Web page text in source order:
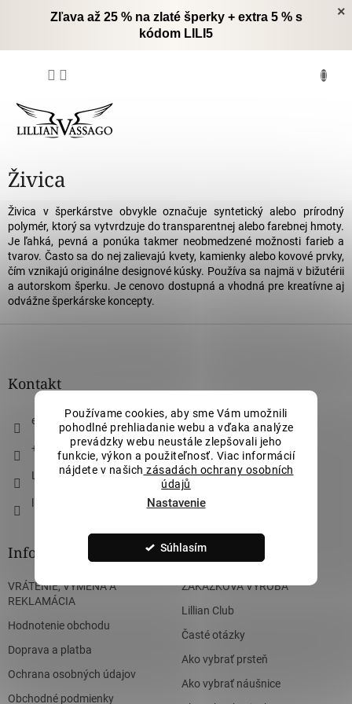
Používame cookies, aby sme Vám umožnili
pohodlné prehliadanie webu a vďaka analýze
prevádzky webu neustále zlepšovali jeho
funkcie, výkon a použiteľnosť. Viac informácií
nájdete v našich zásadách ochrany osobních
údajů
Nastavenie
Súhlasím
×
Zľava až 25 % na zlaté šperky + extra 5 % s
kódom LILI5
Živica
Živica v šperkárstve obvykle označuje syntetický alebo prírodný
polymér, ktorý sa vytvrdzuje do transparentnej alebo farebnej hmoty.
Je ľahká, pevná a ponúka takmer neobmedzené možnosti farieb a
tvarov. Často sa do nej zalievajú kvety, kamienky alebo kovové prvky,
čím vznikajú originálne designové kúsky. Používa sa najmä v bižutérii
a autorskom šperku. Je cenovo dostupná a vhodná pre kreatívne aj
odvážne šperkárske koncepty.
Kontakt
eshop @ lillianvassago.sk
+421 911 490 710
Lillian Vassago Jewellery
Informácie pre vás
VRÁTENIE, VÝMENA A
REKLAMÁCIA
Hodnotenie obchodu
Doprava a platba
Ochrana osobných údajov
Obchodné podmienky
ZÁKÁZKOVÁ VÝROBA
Lillian Club
Časté otázky
Ako vybrať prsteň
Ako vybrať náušnice